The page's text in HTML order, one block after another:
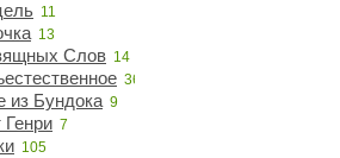
11
13
Слов 14
36
из Бундока 9
Генри 7
105